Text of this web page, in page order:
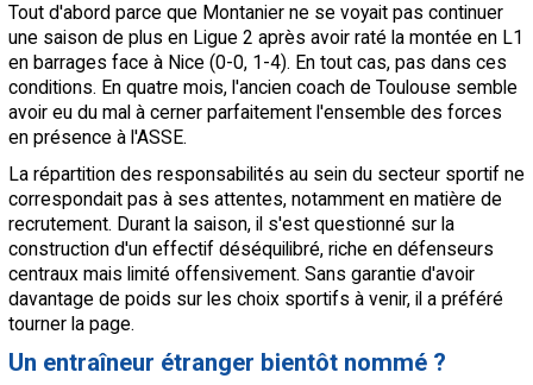
Tout d'abord parce que Montanier ne se voyait pas continuer
une saison de plus en Ligue 2 après avoir raté la montée en L1
en barrages face à Nice (0-0, 1-4). En tout cas, pas dans ces
conditions. En quatre mois, l'ancien coach de Toulouse semble
avoir eu du mal à cerner parfaitement l'ensemble des forces
en présence à l'ASSE.
La répartition des responsabilités au sein du secteur sportif ne
correspondait pas à ses attentes, notamment en matière de
recrutement. Durant la saison, il s'est questionné sur la
construction d'un effectif déséquilibré, riche en défenseurs
centraux mais limité offensivement. Sans garantie d'avoir
davantage de poids sur les choix sportifs à venir, il a préféré
tourner la page.
Un entraîneur étranger bientôt nommé ?